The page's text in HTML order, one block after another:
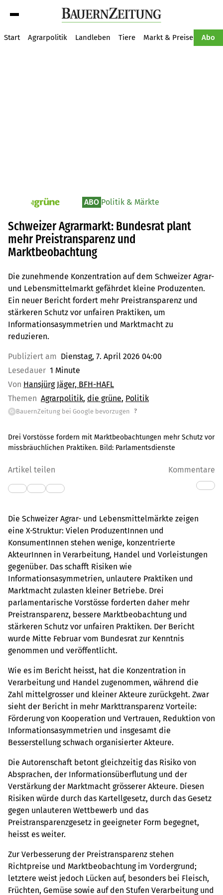
Start Agrarpolitik Landleben Tiere Markt & Preise Abo
pv_die-grune-online ABO Politik & Märkte
Schweizer Agrarmarkt: Bundesrat plant
mehr Preistransparenz und
Marktbeobachtung
Die zunehmende Konzentration auf dem Schweizer Agrar-
und Lebensmittelmarkt gefährdet kleine Produzenten.
Ein neuer Bericht fordert mehr Preistransparenz und
stärkeren Schutz vor unfairen Praktiken, um
Informationsasymmetrien und Marktmacht zu
reduzieren.
Publiziert am Dienstag, 7. April 2026 04:00
Lesedauer 1 Minute
Von Hansjürg Jäger, BFH-HAFL
Themen Agrarpolitik die grüne Politik
G BauernZeitung bei Google bevorzugen ?
Drei Vorstösse fordern mit Marktbeobachtungen mehr Schutz vor
missbräuchlichen Praktiken. Bild: Parlamentsdienste
Artikel teilen Kommentare
Die Schweizer Agrar- und Lebensmittelmärkte zeigen
eine X-Struktur: Vielen ProduzentInnen und
KonsumentInnen stehen wenige, konzentrierte
AkteurInnen in Verarbeitung, Handel und Vorleistungen
gegenüber. Das schafft Risiken wie
Informationsasymmetrien, unlautere Praktiken und
Marktmacht zulasten kleiner Betriebe. Drei
parlamentarische Vorstösse forderten daher mehr
Preistransparenz, bessere Marktbeobachtung und
stärkeren Schutz vor unfairen Praktiken. Der Bericht
wurde Mitte Februar vom Bundesrat zur Kenntnis
genommen und veröffentlicht.
Wie es im Bericht heisst, hat die Konzentration in
Verarbeitung und Handel zugenommen, während die
Zahl mittelgrosser und kleiner Akteure zurückgeht. Zwar
sieht der Bericht in mehr Markttransparenz Vorteile:
Förderung von Kooperation und Vertrauen, Reduktion von
Informationsasymmetrien und insgesamt die
Besserstellung schwach organisierter Akteure.
Die Autorenschaft betont gleichzeitig das Risiko von
Absprachen, der Informationsüberflutung und der
Verstärkung der Marktmacht grösserer Akteure. Diesen
Risiken würde durch das Kartellgesetz, durch das Gesetz
gegen unlauteren Wettbewerb und das
Preistransparenzgesetz in geeigneter Form begegnet,
heisst es weiter.
Zur Verbesserung der Preistransparenz stehen
Richtpreise und Marktbeobachtung im Vordergrund;
letztere weist jedoch Lücken auf, besonders bei Fleisch,
Früchten, Gemüse sowie auf den Stufen Verarbeitung und